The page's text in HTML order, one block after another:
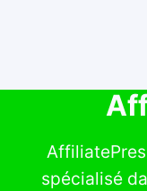
spécialisé